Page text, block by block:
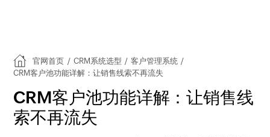
官网首页 / CRM系统选型 / 客户管理系统 /
CRM客户池功能详解：让销售线索不再流失
CRM客户池功能详解：让销售线
索不再流失